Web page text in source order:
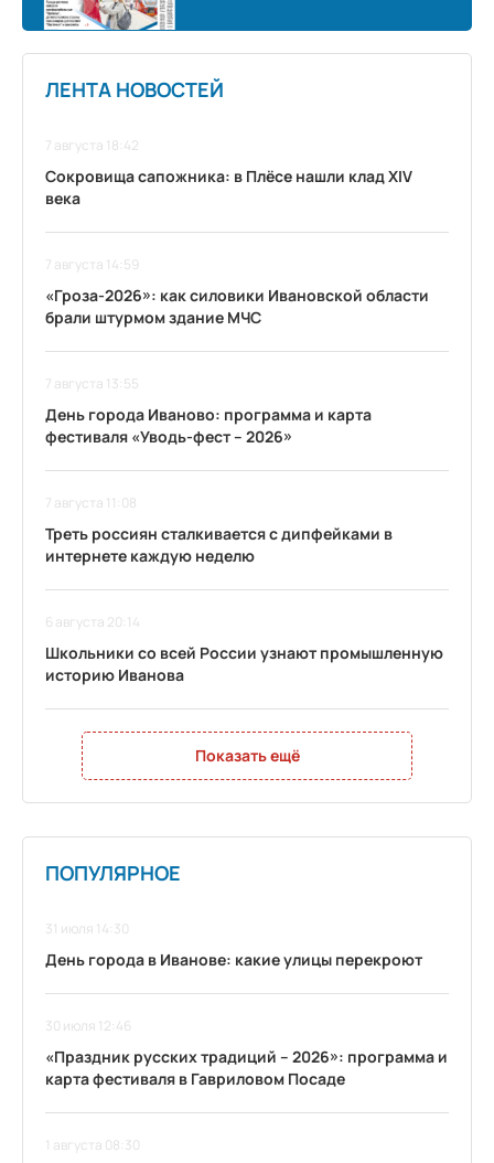
ЛЕНТА НОВОСТЕЙ
7 августа 18:42
Сокровища сапожника: в Плёсе нашли клад XIV
века
7 августа 14:59
«Гроза-2026»: как силовики Ивановской области
брали штурмом здание МЧС
7 августа 13:55
День города Иваново: программа и карта
фестиваля «Уводь-фест – 2026»
7 августа 11:08
Треть россиян сталкивается с дипфейками в
интернете каждую неделю
6 августа 20:14
Школьники со всей России узнают промышленную
историю Иванова
Показать ещё
ПОПУЛЯРНОЕ
31 июля 14:30
День города в Иванове: какие улицы перекроют
30 июля 12:46
«Праздник русских традиций – 2026»: программа и
карта фестиваля в Гавриловом Посаде
1 августа 08:30